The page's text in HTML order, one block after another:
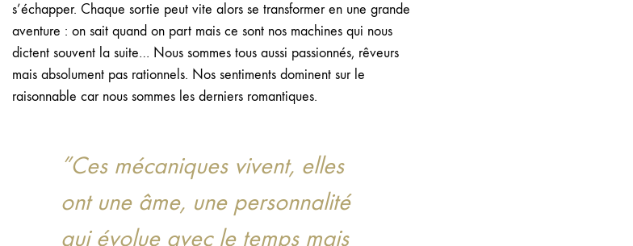
s’échapper. Chaque sortie peut vite alors se transformer en une grande
aventure : on sait quand on part mais ce sont nos machines qui nous
dictent souvent la suite… Nous sommes tous aussi passionnés, rêveurs
mais absolument pas rationnels. Nos sentiments dominent sur le
raisonnable car nous sommes les derniers romantiques.
”Ces mécaniques vivent, elles
ont une âme, une personnalité
qui évolue avec le temps mais